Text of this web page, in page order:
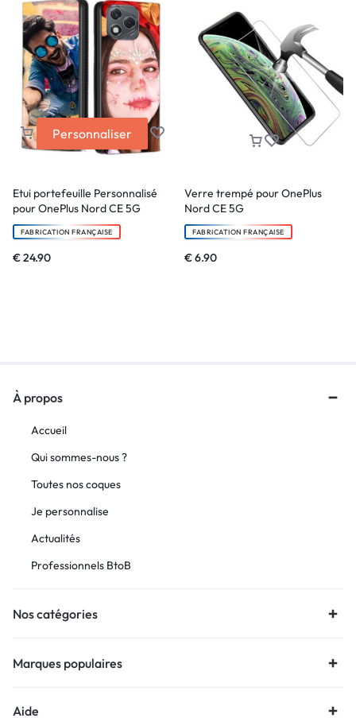
Personnaliser
Etui portefeuille Personnalisé
pour OnePlus Nord CE 5G
FABRICATION FRANÇAISE
€24.90
Verre trempé pour OnePlus
Nord CE 5G
FABRICATION FRANÇAISE
€6.90
À propos
Accueil
Qui sommes-nous ?
Toutes nos coques
Je personnalise
Actualités
Professionnels BtoB
Nos catégories
Marques populaires
Aide